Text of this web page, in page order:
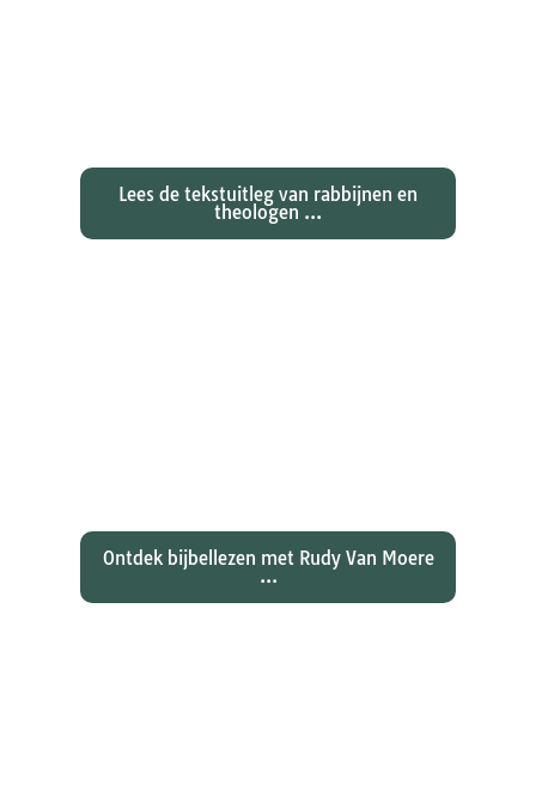
Lees de tekstuitleg van rabbijnen en
theologen ...
Ontdek bijbellezen met Rudy Van Moere
...